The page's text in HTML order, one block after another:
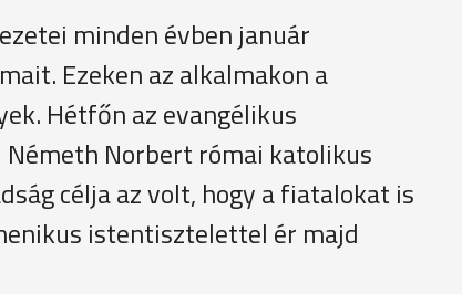
minden évben január
Ezeken az alkalmakon a
Hétfőn az evangélikus
Norbert római katolikus
célja az volt, hogy a fiatalokat is
istentisztelettel ér majd